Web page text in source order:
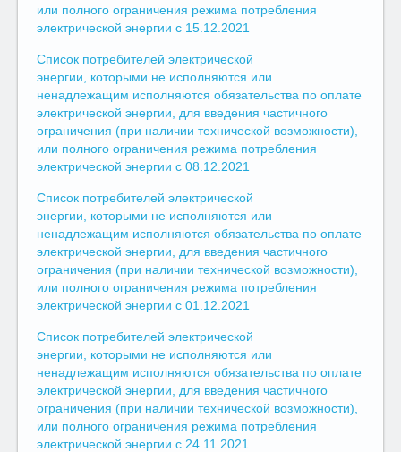
или полного ограничения режима потребления
электрической энергии с 15.12.2021
Список потребителей электрической
энергии, которыми не исполняются или
ненадлежащим исполняются обязательства по оплате
электрической энергии, для введения частичного
ограничения (при наличии технической возможности),
или полного ограничения режима потребления
электрической энергии с 08.12.2021
Список потребителей электрической
энергии, которыми не исполняются или
ненадлежащим исполняются обязательства по оплате
электрической энергии, для введения частичного
ограничения (при наличии технической возможности),
или полного ограничения режима потребления
электрической энергии с 01.12.2021
Список потребителей электрической
энергии, которыми не исполняются или
ненадлежащим исполняются обязательства по оплате
электрической энергии, для введения частичного
ограничения (при наличии технической возможности),
или полного ограничения режима потребления
электрической энергии с 24.11.2021